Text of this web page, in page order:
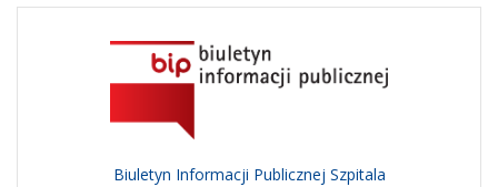
Biuletyn Informacji Publicznej Szpitala